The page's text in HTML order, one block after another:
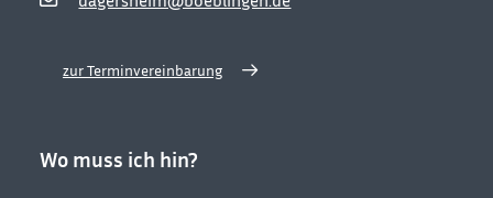
zur Terminvereinbarung
Wo muss ich hin?